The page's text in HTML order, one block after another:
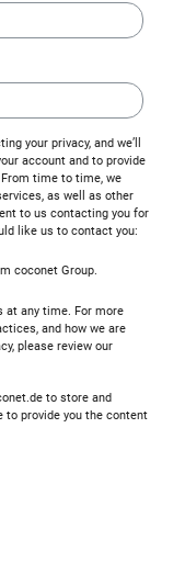
your privacy, and we’ll
account and to provide
time to time, we
as well as other
to us contacting you for
like us to contact you:
coconet Group.
at any time. For more
and how we are
please review our
to store and
provide you the content